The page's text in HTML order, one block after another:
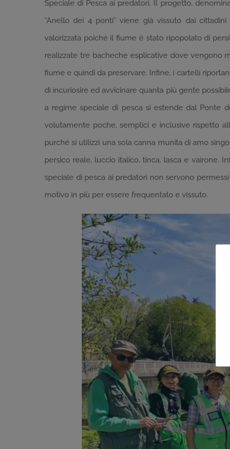
Speciale di Pesca ai predatori. Il progetto,
“Anello dei 4 ponti” viene già vissuto dai
valorizzata poiché il fiume è stato ripopolato di
realizzate tre bacheche esplicative dove vengono
fiume e quindi da preservare. Infine, i cartelli
di incuriosire ed avvicinare quanta più gente
a regime speciale di pesca si estende dal Ponte
volutamente poche, semplici e inclusive rispetto
purché si utilizzi una sola canna munita di amo
persico reale, luccio italico, tinca, lasca e vairone.
speciale di pesca ai predatori non servono
motivo in più per essere frequentato e vissuto.